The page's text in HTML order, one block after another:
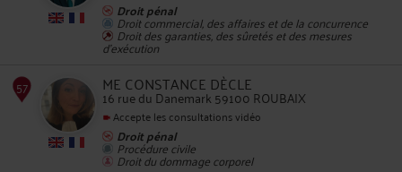
Droit pénal
Droit commercial, des affaires et de la concurrence
Droit des garanties, des sûretés et des mesures
d'exécution
ME CONSTANCE DÈCLE
16 rue du Danemark 59100 ROUBAIX
Accepte les consultations vidéo
Droit pénal
Procédure civile
Droit du dommage corporel